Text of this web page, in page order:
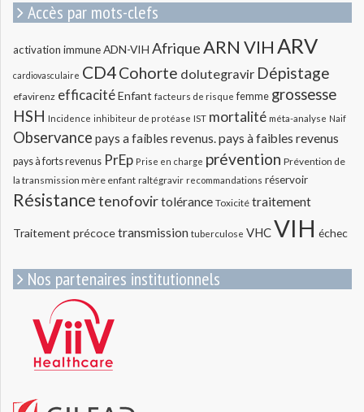
Accès par mots-clefs
activation immuneADN-VIH AfriqueARN VIHARV
cardiovasculaire CD4Cohorte dolutegravir Dépistage
efavirenz efficacitéEnfant facteurs de risque femme grossesse
HSH Incidence inhibiteur de protéase IST mortalité méta-analyse Naif
Observance pays a faibles revenus.pays à faibles revenus
pays à forts revenus PrEp Prise en charge prévention Prévention de
la transmission mère enfant raltégravir recommandations réservoir
Résistancetenofovirtolérance Toxicité traitement
Traitement précocetransmission tuberculose VHCVIH échec
Nos partenaires institutionnels